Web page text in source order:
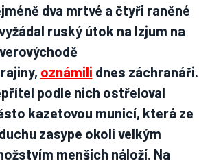
dva mrtvé a čtyři raněné
ruský útok na Izjum na
oznámili dnes záchranáři.
podle nich ostřeloval
kazetovou municí, která ze
zasype okolí velkým
menších náloží. Na